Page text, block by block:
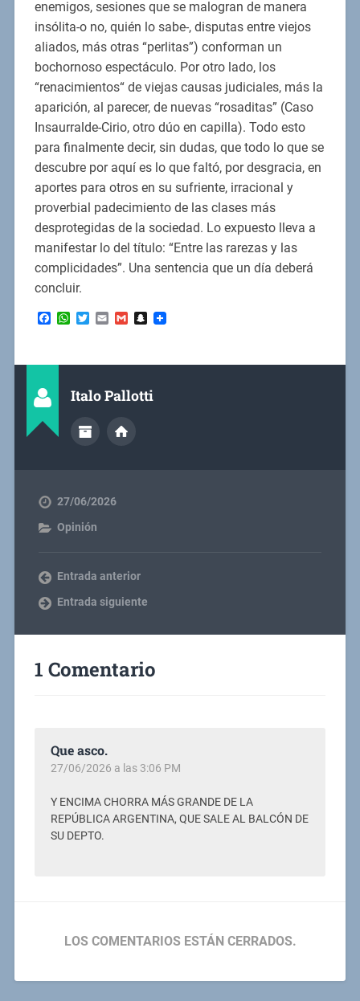
enemigos, sesiones que se malogran de manera
insólita-o no, quién lo sabe-, disputas entre viejos
aliados, más otras “perlitas”) conforman un
bochornoso espectáculo. Por otro lado, los
“renacimientos“ de viejas causas judiciales, más la
aparición, al parecer, de nuevas “rosaditas” (Caso
Insaurralde-Cirio, otro dúo en capilla). Todo esto
para finalmente decir, sin dudas, que todo lo que se
descubre por aquí es lo que faltó, por desgracia, en
aportes para otros en su sufriente, irracional y
proverbial padecimiento de las clases más
desprotegidas de la sociedad. Lo expuesto lleva a
manifestar lo del título: “Entre las rarezas y las
complicidades”. Una sentencia que un día deberá
concluir.
Facebook
WhatsApp
Twitter
EmailGmailSnapchat
Italo Pallotti
27/06/2026
Opinión
Entrada anterior
Entrada siguiente
1 Comentario
Que asco.
27/06/2026 a las 3:06 PM
Y ENCIMA CHORRA MÁS GRANDE DE LA
REPÚBLICA ARGENTINA, QUE SALE AL BALCÓN DE
SU DEPTO.
LOS COMENTARIOS ESTÁN CERRADOS.